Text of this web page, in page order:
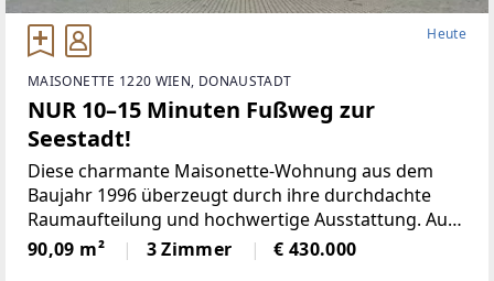
Heute
MAISONETTE 1220 WIEN, DONAUSTADT
NUR 10–15 Minuten Fußweg zur
Seestadt!
Diese charmante Maisonette-Wohnung aus dem
Baujahr 1996 überzeugt durch ihre durchdachte
Raumaufteilung und hochwertige Ausstattung. Auf
zwei Ebenen bietet sie ein großzügiges,
lichtdurchflutetes Wohnambiente, das Komfort und
90,09 m² 3 Zimmer € 430.000